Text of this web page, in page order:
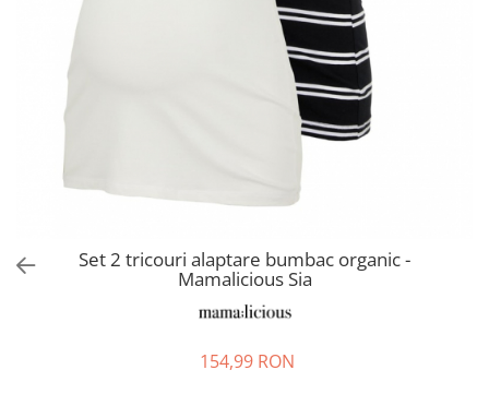
Pantaloni scurți pentru gravide
Lenjerie
Chiloti Gravide
Sutiene / Bustiere / Maiouri
Gravide
Dresuri Gravide
Set 2 tricouri alaptare bumbac organic -
Mamalicious Sia
154,99 RON